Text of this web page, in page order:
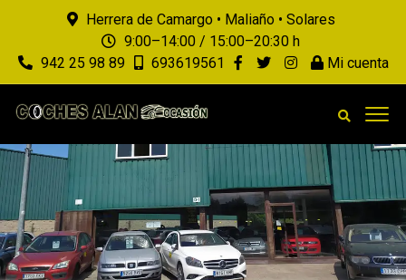
Herrera de Camargo • Maliaño • Solares
9:00–14:00 / 15:00–20:30 h
942 25 98 89
693619561 Mi cuenta